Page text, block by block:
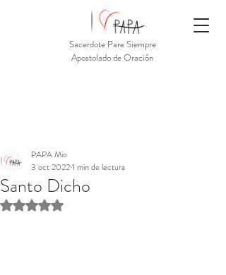
Sacerdote Pare Siempre
Apostolado de Oración
Santo Dicho
PAPA Mio
3 oct 20221 min de lectura
Obtuvo NaN de 5 estrellas.